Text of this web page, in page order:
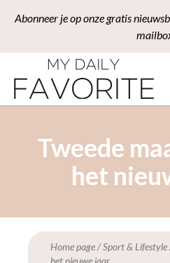
Abonneer je op onze gratis
Tweede
het
Home page/Sport & Lifestyle
het nieuwe jaar